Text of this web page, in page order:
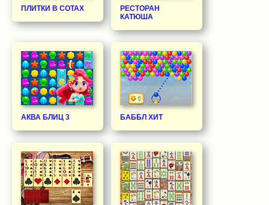
ПЛИТКИ В СОТАХ
РЕСТОРАН
КАТЮША
АКВА БЛИЦ 3 БАББЛ ХИТ